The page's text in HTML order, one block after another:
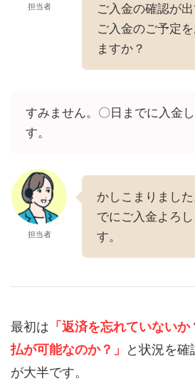
担当者
ご入金の確認が
ご入金のご予定
ますか？
すみません。〇日までに入金し
す。
担当者
かしこまりまし
でにご入金よろ
す。
最初は 「返済を忘れていないか
払が可能なのか？」
と状況を確
が大半です。